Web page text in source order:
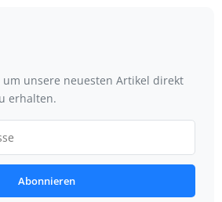
um unsere neuesten Artikel direkt
erhalten.
Abonnieren